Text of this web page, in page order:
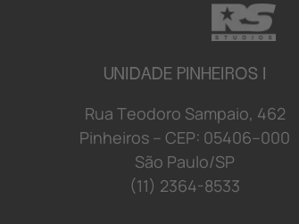
UNIDADE PINHEIROS I
Rua Teodoro Sampaio, 462
Pinheiros – CEP: 05406–000
São Paulo/SP
(11) 2364-8533